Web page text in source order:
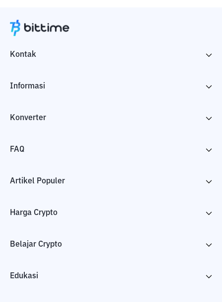
Kontak
Informasi
Konverter
FAQ
Artikel Populer
Harga Crypto
Belajar Crypto
Edukasi